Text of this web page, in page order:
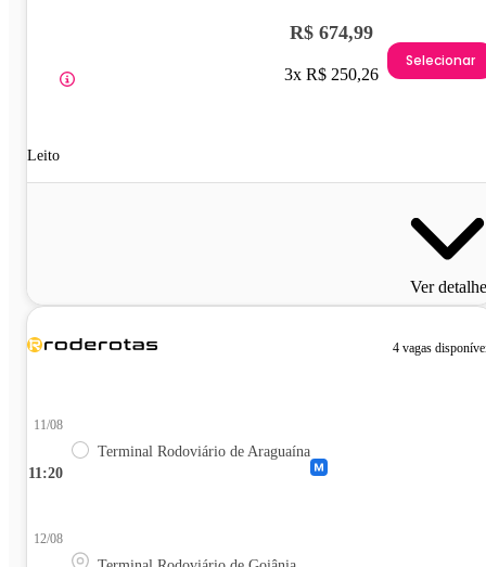
Leito
R$ 674,99
3x R$ 250,26
Selecionar
Ver
4 vagas
11:20
11/08
Terminal Rodoviário de Araguaína
12/08